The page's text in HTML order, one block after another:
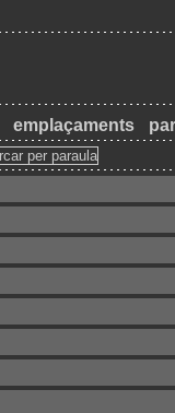
emplaçaments